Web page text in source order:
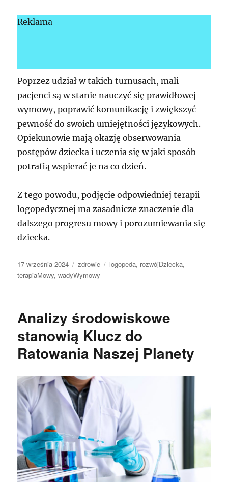
Reklama
Poprzez udział w takich turnusach, mali
pacjenci są w stanie nauczyć się prawidłowej
wymowy, poprawić komunikację i zwiększyć
pewność do swoich umiejętności językowych.
Opiekunowie mają okazję obserwowania
postępów dziecka i uczenia się w jaki sposób
potrafią wspierać je na co dzień.
Z tego powodu, podjęcie odpowiedniej terapii
logopedycznej ma zasadnicze znaczenie dla
dalszego progresu mowy i porozumiewania się
dziecka.
Data
publikacji
17 września 2024 Kategorie
zdrowie Tagi
logopeda, rozwójDziecka,
terapiaMowy,wadyWymowy
Analizy środowiskowe
stanowią Klucz do
Ratowania Naszej Planety